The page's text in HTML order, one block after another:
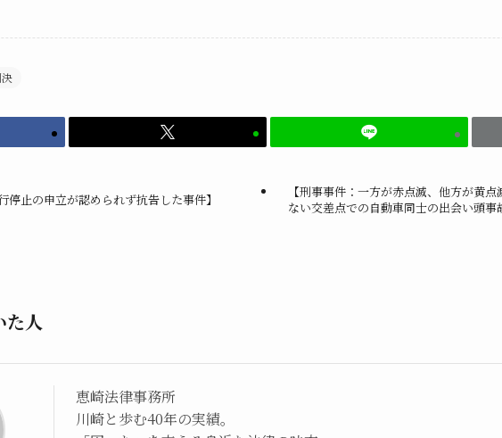
停止の申立が認められず抗告した事件】
【刑事事件：一方が赤点滅、他方が黄
ない交差点での自動車同士の出会い頭事
た人
恵崎法律事務所
川崎と歩む40年の実績。